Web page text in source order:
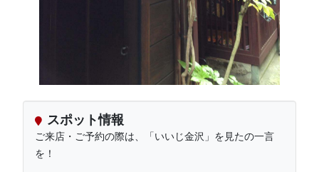
スポット情報
ご来店・ご予約の際は、「いいじ金沢」を見たの一言
を！